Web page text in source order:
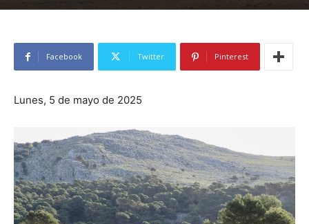
Facebook Twitter Pinterest
Lunes, 5 de mayo de 2025